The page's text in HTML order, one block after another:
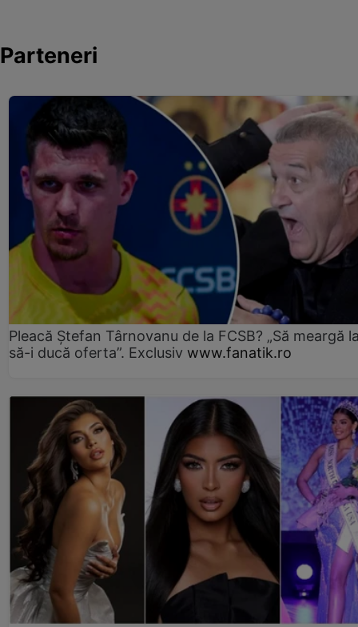
Parteneri
Pleacă Ștefan Târnovanu de la FCSB? „Să meargă
să-i ducă oferta”. Exclusiv www.fanatik.ro